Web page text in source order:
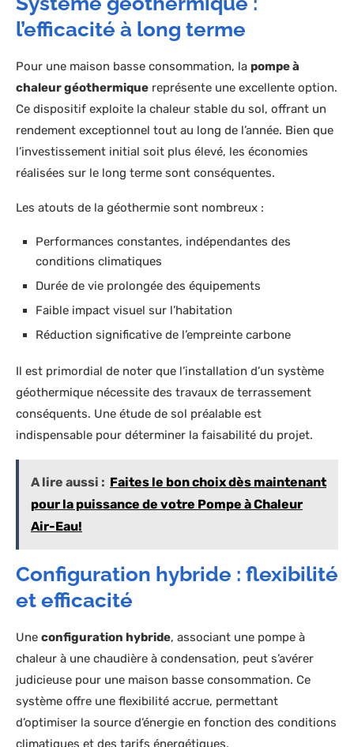
l’efficacité à long terme
Pour une maison basse consommation, la pompe à
chaleur géothermique représente une excellente option.
Ce dispositif exploite la chaleur stable du sol, offrant un
rendement exceptionnel tout au long de l’année. Bien que
l’investissement initial soit plus élevé, les économies
réalisées sur le long terme sont conséquentes.
Les atouts de la géothermie sont nombreux :
Performances constantes, indépendantes des
conditions climatiques
Durée de vie prolongée des équipements
Faible impact visuel sur l’habitation
Réduction significative de l’empreinte carbone
Il est primordial de noter que l’installation d’un système
géothermique nécessite des travaux de terrassement
conséquents. Une étude de sol préalable est
indispensable pour déterminer la faisabilité du projet.
A lire aussi : Faites le bon choix dès maintenant
pour la puissance de votre Pompe à Chaleur
Air-Eau!
Configuration hybride : flexibilité
et efficacité
Une configuration hybride, associant une pompe à
chaleur à une chaudière à condensation, peut s’avérer
judicieuse pour une maison basse consommation. Ce
système offre une flexibilité accrue, permettant
d’optimiser la source d’énergie en fonction des conditions